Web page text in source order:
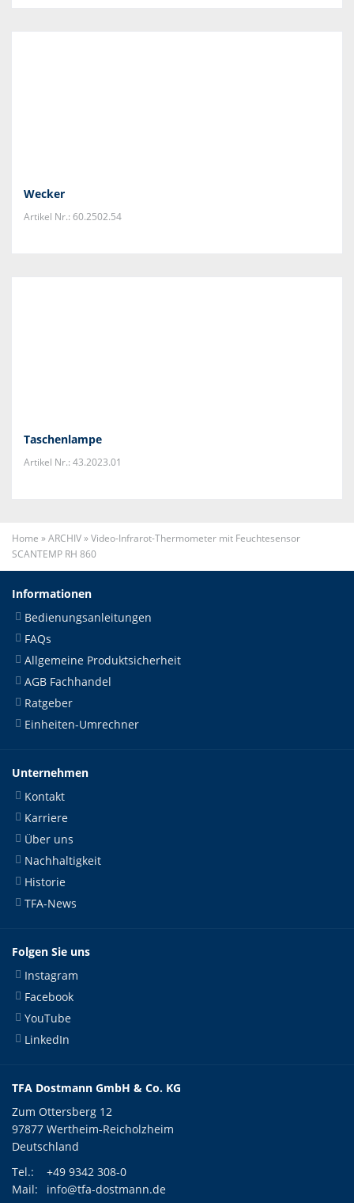
Wecker
Artikel Nr.: 60.2502.54
Taschenlampe
Artikel Nr.: 43.2023.01
Home »ARCHIV»Video-Infrarot-Thermometer mit Feuchtesensor
SCANTEMP RH 860
Informationen
Bedienungsanleitungen
FAQs
Allgemeine Produktsicherheit
AGB Fachhandel
Ratgeber
Einheiten-Umrechner
Unternehmen
Kontakt
Karriere
Über uns
Nachhaltigkeit
Historie
TFA-News
Folgen Sie uns
Instagram
Facebook
YouTube
LinkedIn
TFA Dostmann GmbH & Co. KG
Zum Ottersberg 12
97877 Wertheim-Reicholzheim
Deutschland
Tel.:
+49 9342 308-0
Mail:
info@tfa-dostmann.de